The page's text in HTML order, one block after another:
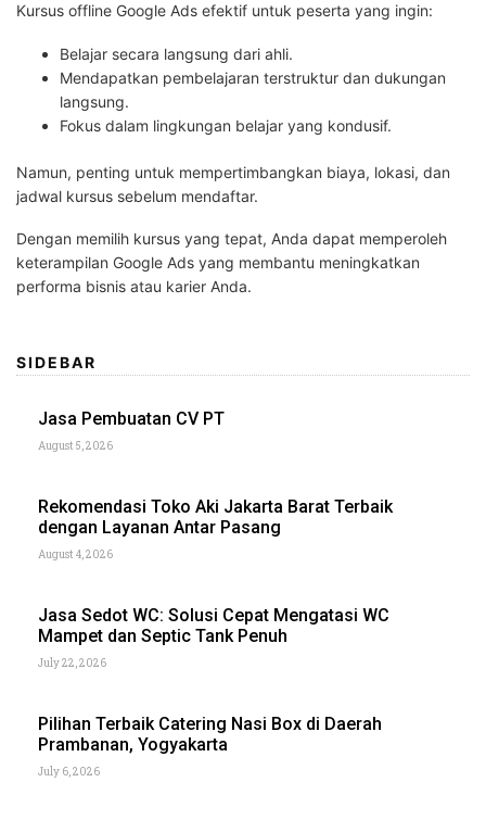
Kursus offline Google Ads efektif untuk peserta yang ingin:
Belajar secara langsung dari ahli.
Mendapatkan pembelajaran terstruktur dan dukungan
langsung.
Fokus dalam lingkungan belajar yang kondusif.
Namun, penting untuk mempertimbangkan biaya, lokasi, dan
jadwal kursus sebelum mendaftar.
Dengan memilih kursus yang tepat, Anda dapat memperoleh
keterampilan Google Ads yang membantu meningkatkan
performa bisnis atau karier Anda.
SIDEBAR
Jasa Pembuatan CV PT
August 5, 2026
Rekomendasi Toko Aki Jakarta Barat Terbaik
dengan Layanan Antar Pasang
August 4, 2026
Jasa Sedot WC: Solusi Cepat Mengatasi WC
Mampet dan Septic Tank Penuh
July 22, 2026
Pilihan Terbaik Catering Nasi Box di Daerah
Prambanan, Yogyakarta
July 6, 2026